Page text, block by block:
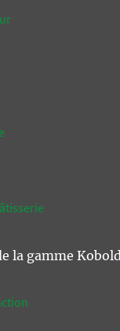
la gamme Kobold